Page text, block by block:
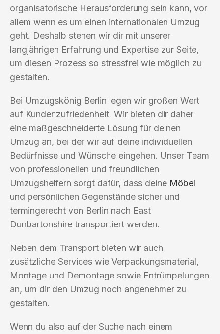
organisatorische Herausforderung sein kann, vor
allem wenn es um einen internationalen Umzug
geht. Deshalb stehen wir dir mit unserer
langjährigen Erfahrung und Expertise zur Seite,
um diesen Prozess so stressfrei wie möglich zu
gestalten.
Bei Umzugskönig Berlin legen wir großen Wert
auf Kundenzufriedenheit. Wir bieten dir daher
eine maßgeschneiderte Lösung für deinen
Umzug an, bei der wir auf deine individuellen
Bedürfnisse und Wünsche eingehen. Unser Team
von professionellen und freundlichen
Umzugshelfern sorgt dafür, dass deine Möbel
und persönlichen Gegenstände sicher und
termingerecht von Berlin nach East
Dunbartonshire transportiert werden.
Neben dem Transport bieten wir auch
zusätzliche Services wie Verpackungsmaterial,
Montage und Demontage sowie Entrümpelungen
an, um dir den Umzug noch angenehmer zu
gestalten.
Wenn du also auf der Suche nach einem